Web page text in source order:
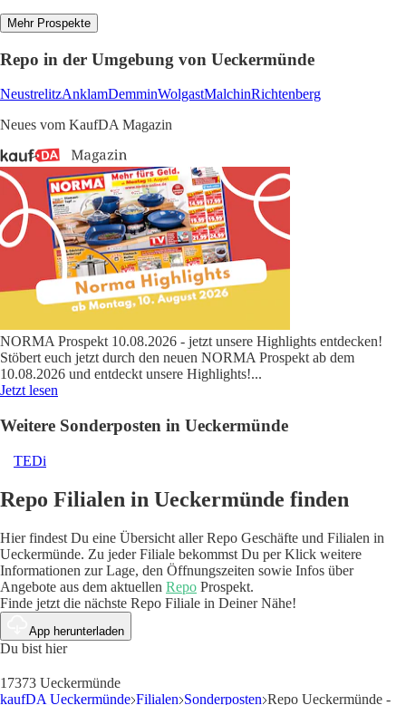
Mehr Prospekte
Repo in der Umgebung von Ueckermünde
NeustrelitzAnklamDemminWolgastMalchinRichtenberg
Neues vom KaufDA Magazin
NORMA Prospekt 10.08.2026 - jetzt unsere Highlights entdecken!
Stöbert euch jetzt durch den neuen NORMA Prospekt ab dem
10.08.2026 und entdeckt unsere Highlights!...
Jetzt lesen
Weitere Sonderposten in Ueckermünde
TEDi
Repo Filialen in Ueckermünde finden
Hier findest Du eine Übersicht aller Repo Geschäfte und Filialen in
Ueckermünde. Zu jeder Filiale bekommst Du per Klick weitere
Informationen zur Lage, den Öffnungszeiten sowie Infos über
Angebote aus dem aktuellen Repo Prospekt.
Finde jetzt die nächste Repo Filiale in Deiner Nähe!
App herunterladen
Du bist hier
17373 Ueckermünde
kaufDA Ueckermünde Filialen Sonderposten Repo Ueckermünde -